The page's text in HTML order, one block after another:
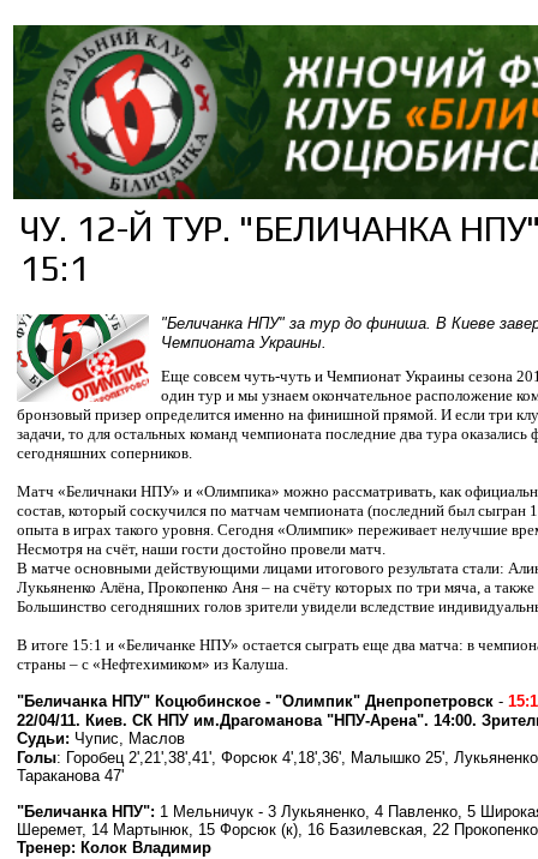
ЧУ. 12-Й ТУР. "БЕЛИЧАНКА
15:1
"Беличанка НПУ" за тур до финиша. В Киеве
Чемпионата Украины.
Еще совсем чуть-чуть и Чемпионат Украины сезона
один тур и мы узнаем окончательное расположение
бронзовый призер определится именно на финишной прямой. И если три
задачи, то для остальных команд чемпионата последние два тура
сегодняшних соперников.
Матч «Беличнаки НПУ» и «Олимпика» можно рассматривать, как
состав, который соскучился по матчам чемпионата (последний был сыгран
опыта в играх такого уровня. Сегодня «Олимпик» переживает нелучшие
Несмотря на счёт, наши гости достойно провели матч.
В матче основными действующими лицами итогового результата стали:
Лукьяненко Алёна, Прокопенко Аня – на счёту которых по три мяча, а
Большинство сегодняшних голов зрители увидели вследствие
В итоге 15:1 и «Беличанке НПУ» остается сыграть еще два матча: в
страны – с «Нефтехимиком» из Калуша.
"Беличанка НПУ" Коцюбинское - "Олимпик" Днепропетровск - 15
22/04/11. Киев. СК НПУ им.Драгоманова "НПУ-Арена". 14:00.
Судьи: Чупис, Маслов
Голы: Горобец 2',21',38',41', Форсюк 4',18',36', Малышко 25',
Тараканова 47'
"Беличанка НПУ": 1 Мельничук - 3 Лукьяненко, 4 Павленко, 5
Шеремет, 14 Мартынюк, 15 Форсюк (к), 16 Базилевская, 22
Тренер: Колок Владимир